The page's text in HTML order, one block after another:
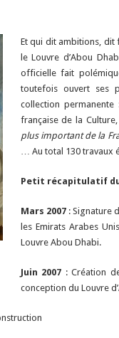
Et qui dit ambitions, dit
le Louvre d’Abou
officielle fait
toutefois ouvert ses
collection permanente
française de la
plus important de la
… Au total 130 travaux
Petit récapitulatif
Mars 2007: Signature
les Emirats Arabes
Louvre Abou Dhabi.
Juin 2007 : Création
conception du Louvre